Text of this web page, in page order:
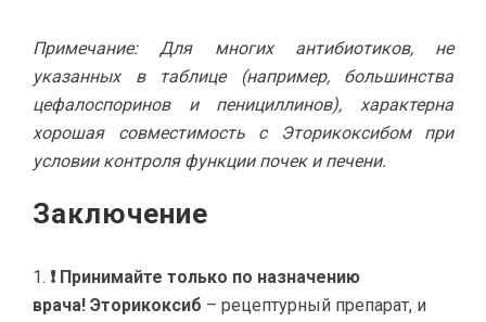
Примечание: Для многих антибиотиков, не
указанных в таблице (например, большинства
цефалоспоринов и пенициллинов), характерна
хорошая совместимость с Эторикоксибом при
условии контроля функции почек и печени.
Заключение
❗ Принимайте только по назначению
врача! Эторикоксиб – рецептурный препарат, и